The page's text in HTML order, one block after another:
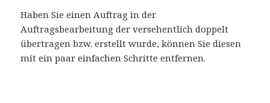
Haben Sie einen Auftrag in der
Auftragsbearbeitung der versehentlich doppelt
übertragen bzw. erstellt wurde, können Sie diesen
mit ein paar einfachen Schritte entfernen.